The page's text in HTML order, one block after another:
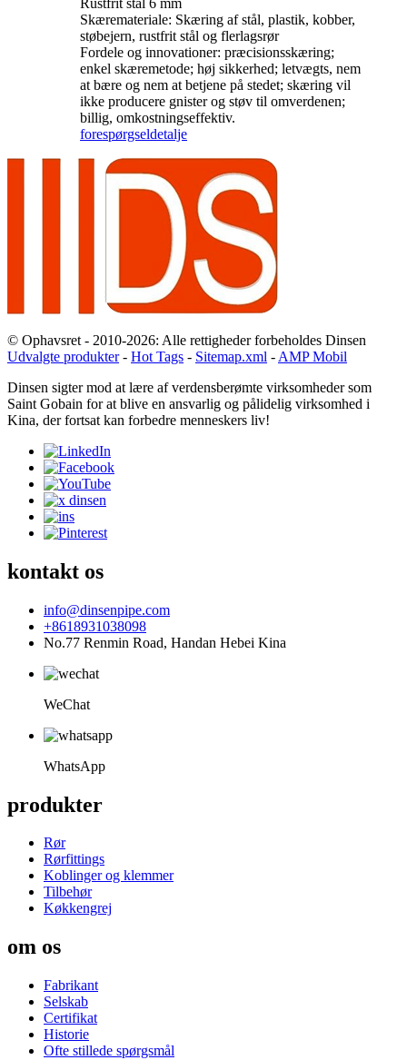
Skæremateriale: Skæring af stål, plastik, kobber,
støbejern, rustfrit stål og flerlagsrør
Fordele og innovationer: præcisionsskæring;
enkel skæremetode; høj sikkerhed; letvægts, nem
at bære og nem at betjene på stedet; skæring vil
ikke producere gnister og støv til omverdenen;
billig, omkostningseffektiv.
forespørgseldetalje
© Ophavsret - 2010-2026: Alle rettigheder forbeholdes Dinsen
Udvalgte produkter- Hot Tags - Sitemap.xml - AMP Mobil
Dinsen sigter mod at lære af verdensberømte virksomheder som
Saint Gobain for at blive en ansvarlig og pålidelig virksomhed i
Kina, der fortsat kan forbedre menneskers liv!
kontakt os
info@dinsenpipe.com
+8618931038098
No.77 Renmin Road, Handan Hebei Kina
WeChat
WhatsApp
produkter
Rør
Rørfittings
Koblinger og klemmer
Tilbehør
Køkkengrej
om os
Fabrikant
Selskab
Certifikat
Historie
Ofte stillede spørgsmål